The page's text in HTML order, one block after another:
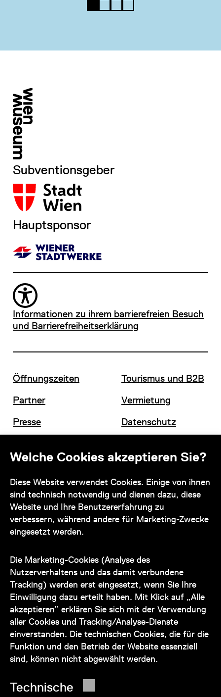
Welche Cookies akzeptieren Sie?
Diese Website verwendet Cookies. Einige von ihnen
sind technisch notwendig und dienen dazu, diese
Website und Ihre Benutzererfahrung zu
verbessern, während andere für Marketing-Zwecke
eingesetzt werden.
Die Marketing-Cookies (Analyse des
Nutzerverhaltens und das damit verbundene
Tracking) werden erst eingesetzt, wenn Sie Ihre
Einwilligung dazu erteilt haben. Mit Klick auf „Alle
akzeptieren” erklären Sie sich mit der Verwendung
aller Cookies und Tracking/Analyse-Dienste
einverstanden. Die technischen Cookies, die für die
Funktion und den Betrieb der Website essenziell
sind, können nicht abgewählt werden.
Technische
Subventionsgeber
Hauptsponsor
Informationen zu ihrem barrierefreien Besuch
und Barrierefreiheitserklärung
Öffnungszeiten
Partner
Presse
Tourismus und B2B
Vermietung
Datenschutz
Kontakt
zu den Öffnungszeiten des Museums
auch telefonisch zur Verfügung:
+43 1 505 87 47 85173
service@wienmuseum.at
© 2026 Wien Museum